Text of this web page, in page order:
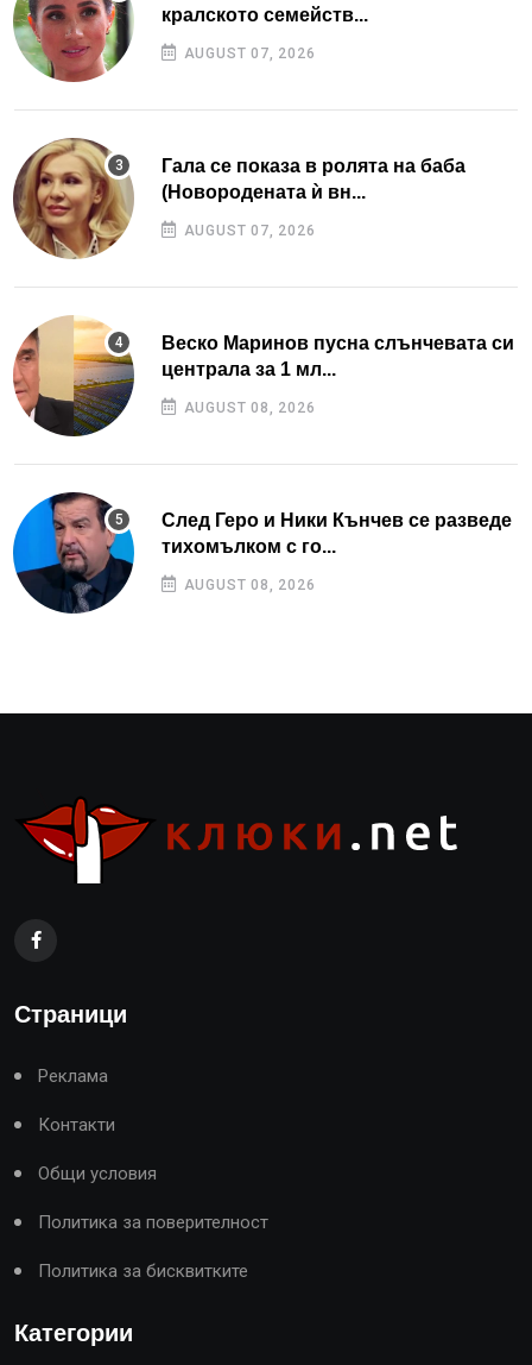
кралското семейств...
AUGUST 07, 2026
Гала се показа в ролята на баба
(Новородената ѝ вн...
AUGUST 07, 2026
Веско Маринов пусна слънчевата си
централа за 1 мл...
AUGUST 08, 2026
След Геро и Ники Кънчев се разведе
тихомълком с го...
AUGUST 08, 2026
Страници
Реклама
Контакти
Общи условия
Политика за поверителност
Политика за бисквитките
Категории